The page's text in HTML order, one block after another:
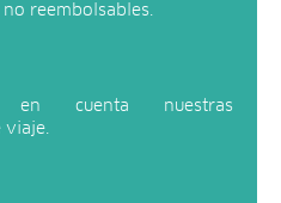
reembolsables.
en cuenta nuestras
viaje.